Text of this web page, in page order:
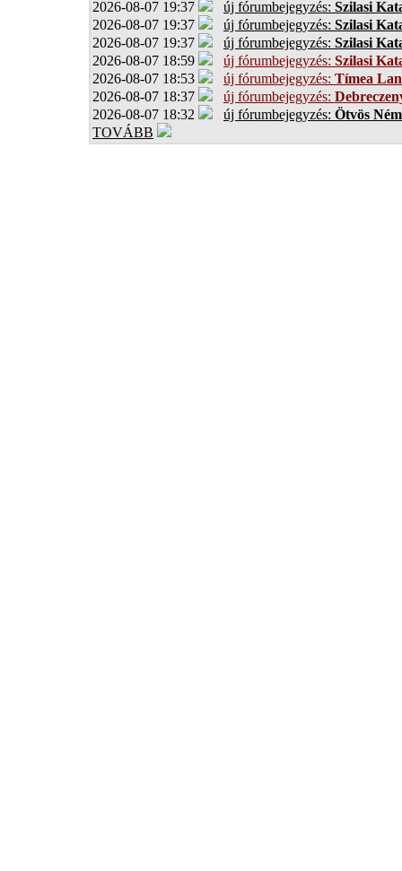
2026-08-07 19:37 új fórumbejegyzés: Szilasi
2026-08-07 19:37
új fórumbejegyzés: Szilasi
2026-08-07 19:37
új fórumbejegyzés: Szilasi
2026-08-07 18:59
új fórumbejegyzés: Szilasi
2026-08-07 18:53
új fórumbejegyzés: Tímea
2026-08-07 18:37
új fórumbejegyzés:
2026-08-07 18:32
új fórumbejegyzés: Ötvös
TOVÁBB